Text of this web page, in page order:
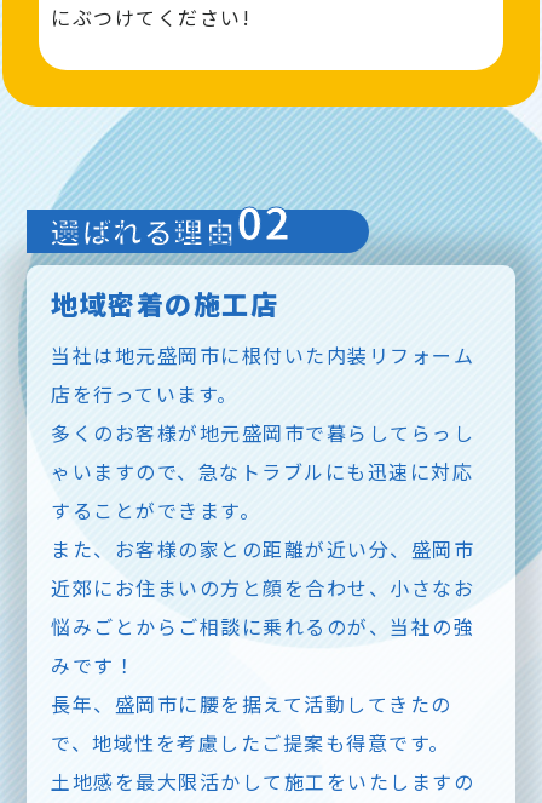
にぶつけてください!
選ばれる理由02
地域密着の施工店
当社は地元盛岡市に根付いた内装リフォーム
店を行っています。
多くのお客様が地元盛岡市で暮らしてらっし
ゃいますので、急なトラブルにも迅速に対応
することができます。
また、お客様の家との距離が近い分、盛岡市
近郊にお住まいの方と顔を合わせ、小さなお
悩みごとからご相談に乗れるのが、当社の強
みです！
長年、盛岡市に腰を据えて活動してきたの
で、地域性を考慮したご提案も得意です。
土地感を最大限活かして施工をいたしますの